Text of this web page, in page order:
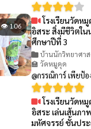
👁 106
โรงเรียนวัดห
อิสระ สิ่งมีชีวิตใ
ศึกษาปีที่ 3
บ้านนักวิทยาศา
🏫 วัดหมูดุด
@กรรณิการ์ เพียป้อ
โรงเรียนวัดห
อิสระ เล่นเส้นภา
มหัศจรรย์ ชั้นปร